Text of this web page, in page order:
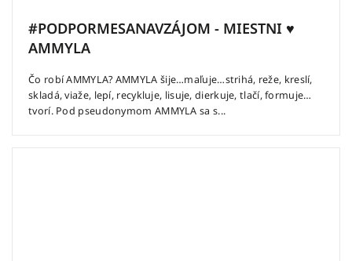
#PODPORMESANAVZÁJOM - MIESTNI ♥
AMMYLA
Čo robí AMMYLA? AMMYLA šije…maľuje…strihá, reže, kreslí,
skladá, viaže, lepí, recykluje, lisuje, dierkuje, tlačí, formuje…
tvorí. Pod pseudonymom AMMYLA sa s...